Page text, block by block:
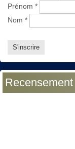
Prénom *
Nom *